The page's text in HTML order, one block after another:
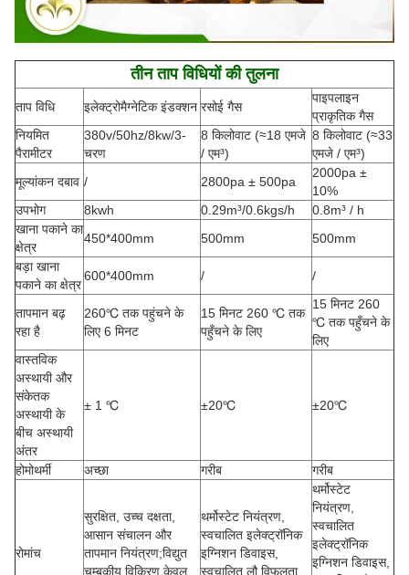
तीन ताप विधियों की तुलना
ताप विधि इलेक्ट्रोमैग्नेटिक इंडक्शन रसोई गैस
पाइपलाइन
प्राकृतिक गैस
नियमित
पैरामीटर
380v/50hz/8kw/3-
चरण
8 किलोवाट (≈18 एमजे
/ एम³)
8 किलोवाट (≈33
एमजे / एम³)
मूल्यांकन दबाव / 2800pa ± 500pa
2000pa ±
10%
उपभोग
8kwh 0.29m³/0.6kgs/h
0.8m³ / h
खाना पकाने का
क्षेत्र
450*400mm 500mm
500mm
बड़ा खाना
पकाने का क्षेत्र
600*400mm / /
तापमान बढ़
रहा है
260℃ तक पहुंचने के
लिए 6 मिनट
15 मिनट 260 ℃ तक
पहुँचने के लिए
15 मिनट 260
℃ तक पहुँचने के
लिए
वास्तविक
अस्थायी और
संकेतक
अस्थायी के
बीच अस्थायी
अंतर
± 1 ℃ ±20℃ ±20℃
होमोथर्मी अच्छा गरीब गरीब
रोमांच
सुरक्षित, उच्च दक्षता,
आसान संचालन और
तापमान नियंत्रण;विद्युत
चुम्बकीय विकिरण केवल
थर्मोस्टेट नियंत्रण,
स्वचालित इलेक्ट्रॉनिक
इग्निशन डिवाइस,
स्वचालित लौ विफलता
थर्मोस्टेट
नियंत्रण,
स्वचालित
इलेक्ट्रॉनिक
इग्निशन डिवाइस,